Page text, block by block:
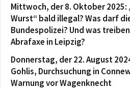
Mittwoch, der 8. Oktober 2025:
Wurst“ bald illegal? Was darf
Bundespolizei? Und was
Abrafaxe in Leipzig?
Donnerstag, der 22. August
Gohlis, Durchsuchung in
Warnung vor Wagenknecht